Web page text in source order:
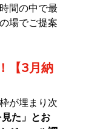
間の中で最
場でご提案
【3月納
が埋まり次
見た」とお